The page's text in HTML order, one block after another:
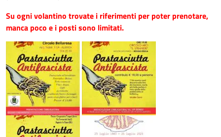
Su ogni volantino trovate i riferimenti per poter prenotare,
manca poco e i posti sono limitati.